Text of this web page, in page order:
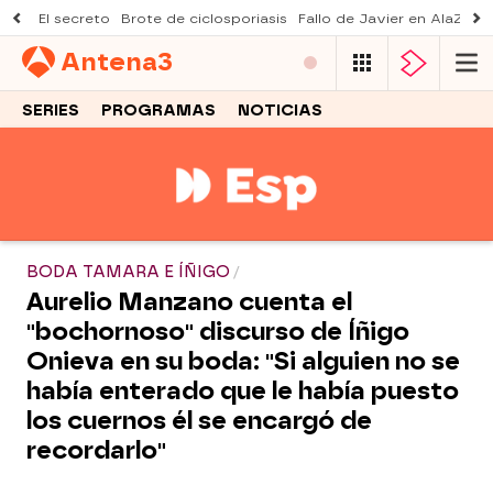
El secreto Brote de ciclosporiasis Fallo de Javier en AlaZ
Antena3
SERIES PROGRAMAS NOTICIAS
BODA TAMARA E ÍÑIGO
Aurelio Manzano cuenta el
"bochornoso" discurso de Íñigo
Onieva en su boda: "Si alguien no se
había enterado que le había puesto
los cuernos él se encargó de
recordarlo"